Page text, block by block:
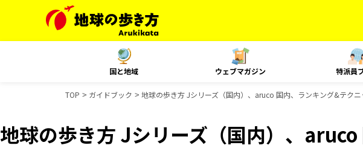
国と地域 ウェブマガジン 特派員
TOP ガイドブック 地球の歩き方 Jシリーズ（国内）、aruco 国内、ランキング&テク
地球の歩き方 Jシリーズ（国内）、aruco